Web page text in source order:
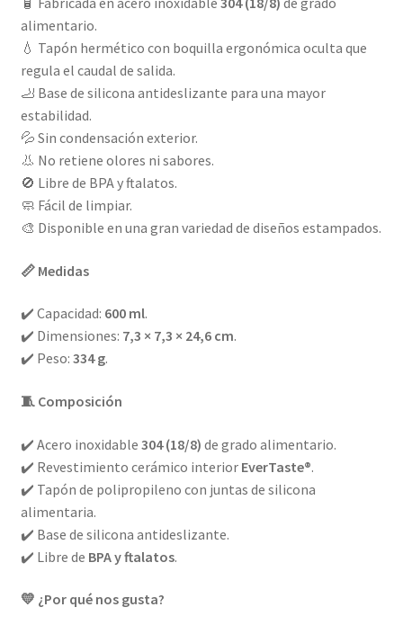
alimentario.
💧 Tapón hermético con boquilla ergonómica oculta que
regula el caudal de salida.
🦶 Base de silicona antideslizante para una mayor
estabilidad.
💦 Sin condensación exterior.
👃 No retiene olores ni sabores.
🚫 Libre de BPA y ftalatos.
🧼 Fácil de limpiar.
🎨 Disponible en una gran variedad de diseños estampados.
📏 Medidas
✔️ Capacidad: 600 ml.
✔️ Dimensiones: 7,3 × 7,3 × 24,6 cm.
✔️ Peso: 334 g.
🧵 Composición
✔️ Acero inoxidable 304 (18/8) de grado alimentario.
✔️ Revestimiento cerámico interior EverTaste®.
✔️ Tapón de polipropileno con juntas de silicona
alimentaria.
✔️ Base de silicona antideslizante.
✔️ Libre de BPA y ftalatos.
💛 ¿Por qué nos gusta?